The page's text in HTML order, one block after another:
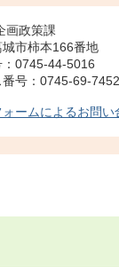
画政策課
市柿本166番地
：0745-44-5016
番号：0745-69-7452
ォームによるお問い